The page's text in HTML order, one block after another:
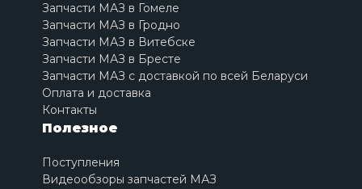
Запчасти МАЗ в Гомеле
Запчасти МАЗ в Гродно
Запчасти МАЗ в Витебске
Запчасти МАЗ в Бресте
Запчасти МАЗ с доставкой по всей Беларуси
Оплата и доставка
Контакты
Полезное
Поступления
Видеообзоры запчастей МАЗ